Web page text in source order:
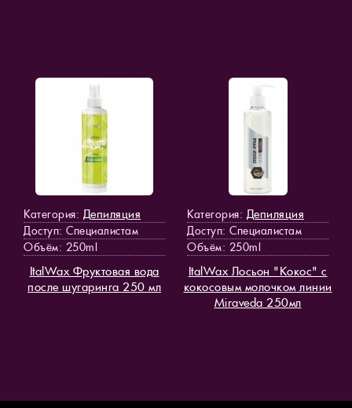
Категория: Депиляция
Доступ: Специалистам
Объём: 250ml
ItalWax Фруктовая вода
после шугаринга 250 мл
Категория: Депиляция
Доступ: Специалистам
Объём: 250ml
ItalWax Лосьон "Кокос" с
кокосовым молочком линии
Miraveda 250мл